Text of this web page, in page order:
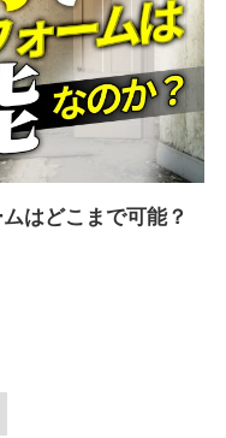
はどこまで可能？